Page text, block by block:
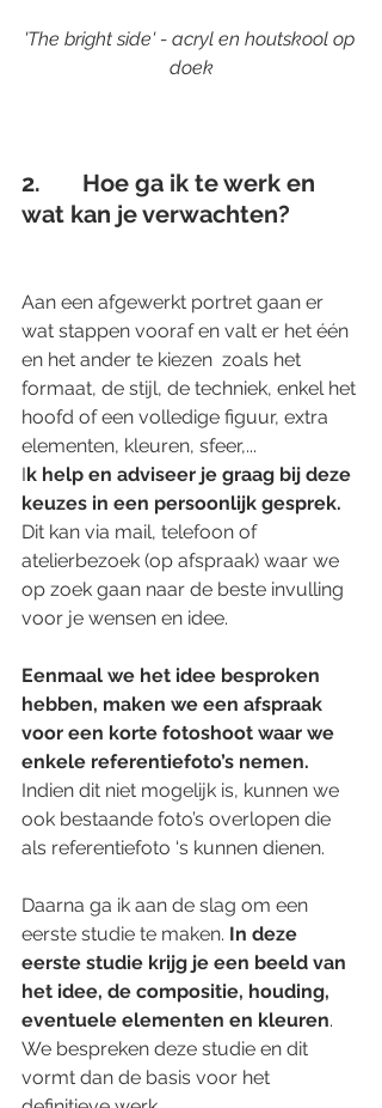
'The bright side' - acryl en houtskool op
doek
2.       Hoe ga ik te werk en
wat kan je verwachten?
Aan een afgewerkt portret gaan er
wat stappen vooraf en valt er het één
en het ander te kiezen  zoals het
formaat, de stijl, de techniek, enkel het
hoofd of een volledige figuur, extra
elementen, kleuren, sfeer,...
Ik help en adviseer je graag bij deze
keuzes in een persoonlijk gesprek.
Dit kan via mail, telefoon of
atelierbezoek (op afspraak) waar we
op zoek gaan naar de beste invulling
voor je wensen en idee.
Eenmaal we het idee besproken
hebben, maken we een afspraak
voor een korte fotoshoot waar we
enkele referentiefoto’s nemen.
Indien dit niet mogelijk is, kunnen we
ook bestaande foto’s overlopen die
als referentiefoto ‘s kunnen dienen.
Daarna ga ik aan de slag om een
eerste studie te maken. In deze
eerste studie krijg je een beeld van
het idee, de compositie, houding,
eventuele elementen en kleuren.
We bespreken deze studie en dit
vormt dan de basis voor het